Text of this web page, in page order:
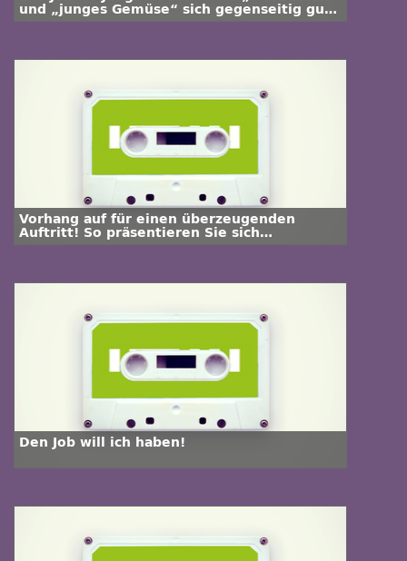
und „junges Gemüse“ sich gegenseitig gut
tun
Vorhang auf für einen überzeugenden
Auftritt! So präsentieren Sie sich
authentisch und selbstbewusst
Den Job will ich haben!